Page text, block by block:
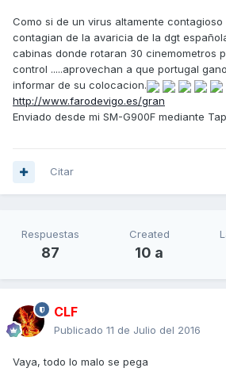
Como si de un virus altamente
contagian de la avaricia de la dgt
cabinas donde rotaran 30 cinemometros
control .....aprovechan a que portugal
informar de su colocacion.
http://www.farodevigo.es/gran
Enviado desde mi SM-G900F mediante
Citar
Respuestas
87
Created
10 a
CLF
Publicado 11 de Julio del 2016
Vaya, todo lo malo se pega